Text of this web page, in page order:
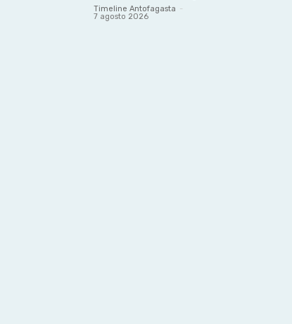
Timeline Antofagasta -
7 agosto 2026